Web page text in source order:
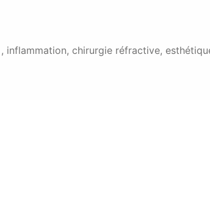
inflammation, chirurgie réfractive,